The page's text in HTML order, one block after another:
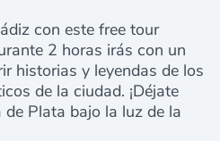
con este free tour
2 horas irás con un
historias y leyendas de los
de la ciudad. ¡Déjate
Plata bajo la luz de la